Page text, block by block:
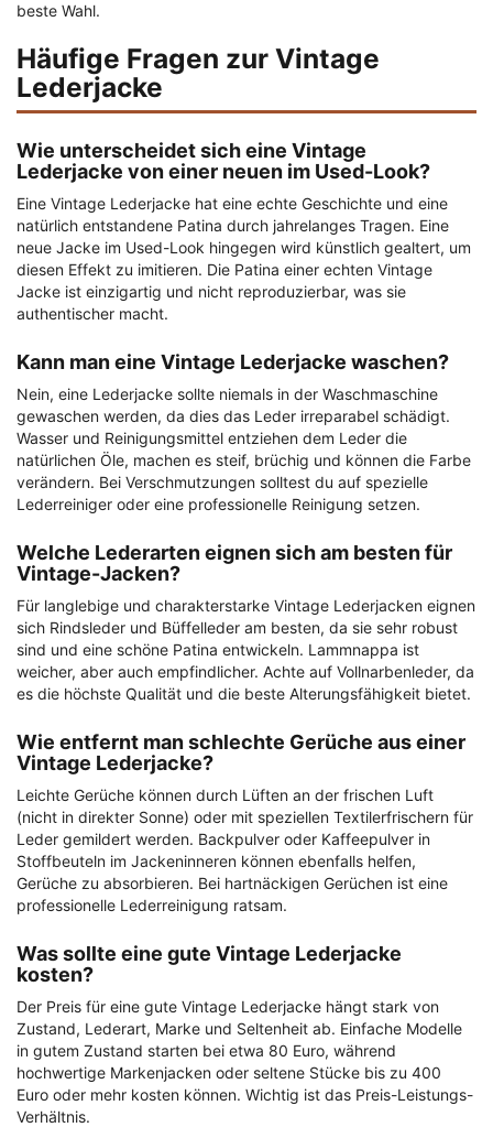
beste Wahl.
Häufige Fragen zur Vintage
Lederjacke
Wie unterscheidet sich eine Vintage
Lederjacke von einer neuen im Used-Look?
Eine Vintage Lederjacke hat eine echte Geschichte und eine
natürlich entstandene Patina durch jahrelanges Tragen. Eine
neue Jacke im Used-Look hingegen wird künstlich gealtert, um
diesen Effekt zu imitieren. Die Patina einer echten Vintage
Jacke ist einzigartig und nicht reproduzierbar, was sie
authentischer macht.
Kann man eine Vintage Lederjacke waschen?
Nein, eine Lederjacke sollte niemals in der Waschmaschine
gewaschen werden, da dies das Leder irreparabel schädigt.
Wasser und Reinigungsmittel entziehen dem Leder die
natürlichen Öle, machen es steif, brüchig und können die Farbe
verändern. Bei Verschmutzungen solltest du auf spezielle
Lederreiniger oder eine professionelle Reinigung setzen.
Welche Lederarten eignen sich am besten für
Vintage-Jacken?
Für langlebige und charakterstarke Vintage Lederjacken eignen
sich Rindsleder und Büffelleder am besten, da sie sehr robust
sind und eine schöne Patina entwickeln. Lammnappa ist
weicher, aber auch empfindlicher. Achte auf Vollnarbenleder, da
es die höchste Qualität und die beste Alterungsfähigkeit bietet.
Wie entfernt man schlechte Gerüche aus einer
Vintage Lederjacke?
Leichte Gerüche können durch Lüften an der frischen Luft
(nicht in direkter Sonne) oder mit speziellen Textilerfrischern für
Leder gemildert werden. Backpulver oder Kaffeepulver in
Stoffbeuteln im Jackeninneren können ebenfalls helfen,
Gerüche zu absorbieren. Bei hartnäckigen Gerüchen ist eine
professionelle Lederreinigung ratsam.
Was sollte eine gute Vintage Lederjacke
kosten?
Der Preis für eine gute Vintage Lederjacke hängt stark von
Zustand, Lederart, Marke und Seltenheit ab. Einfache Modelle
in gutem Zustand starten bei etwa 80 Euro, während
hochwertige Markenjacken oder seltene Stücke bis zu 400
Euro oder mehr kosten können. Wichtig ist das Preis-Leistungs-
Verhältnis.